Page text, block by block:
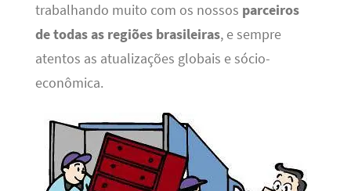
trabalhando muito com os nossos parceiros
de todas as regiões brasileiras, e sempre
atentos as atualizações globais e sócio-
econômica.